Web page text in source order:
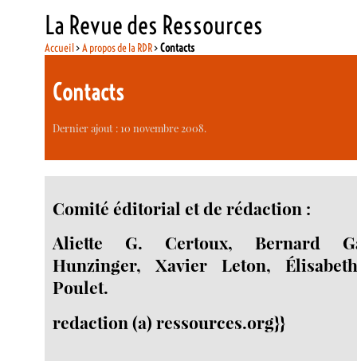
La Revue des Ressources
Accueil>A propos de la RDR>Contacts
Contacts
Dernier ajout : 10 novembre 2008.
Comité éditorial et de rédaction :
Aliette G. Certoux, Bernard
Hunzinger, Xavier Leton,
Poulet.
redaction (a) ressources.org}}